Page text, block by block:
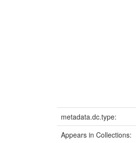
metadata.dc.type:
Appears in Collections: